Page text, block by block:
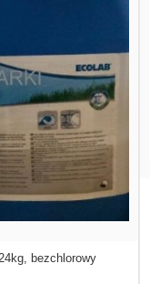
bezchlorowy